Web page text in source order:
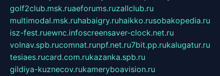
golf2club.msk.ruaeforums.ruzallclub.ru
multimodal.msk.ruhabaigry.ruhaikko.rusobakopedia.ru
isz-fest.ruewnc.infoscreensaver-clock.net.ru
volnav.spb.rucomnat.runpf.net.ru7bit.pp.rukalugatur.ru
tesiaes.rucard.com.rukazanka.spb.ru
gildiya-kuznecov.rukameryboavision.ru